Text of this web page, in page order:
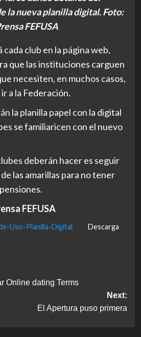
la nueva planilla digital. Foto:
FEFUSA
club en la página web,
que las instituciones carguen
necesiten, en muchos casos,
a la Federación.
la planilla papel con la digital
se familiaricen con el nuevo
deberán hacer es seguir
las amarillas para no tener
FEFUSA
Uso-Planilla-Digital Descarga
Online dating Terms
Next:
El Apertura puso primera